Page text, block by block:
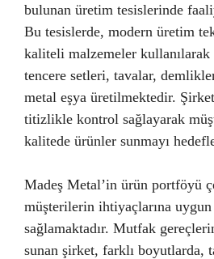
bulunan üretim tesislerinde
Bu tesislerde, modern üretim
kaliteli malzemeler
tencere setleri, tavalar,
metal eşya üretilmektedir.
titizlikle kontrol sağlayarak
kalitede ürünler sunmayı
Madeş Metal’in ürün portföyü
müşterilerin ihtiyaçlarına uygun
sağlamaktadır. Mutfak
sunan şirket, farklı boyutlarda,